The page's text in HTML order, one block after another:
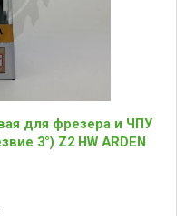
для фрезера и ЧПУ
3°) Z2 HW ARDEN